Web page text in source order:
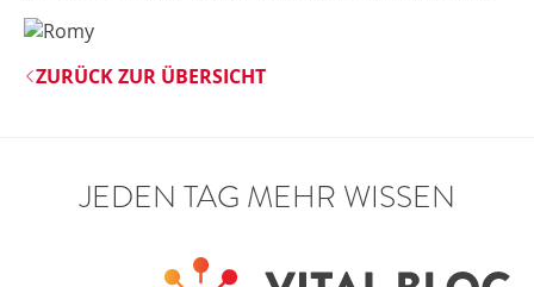
ZURÜCK ZUR ÜBERSICHT
JEDEN TAG MEHR WISSEN